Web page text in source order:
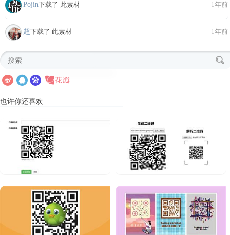
Pojin下载了 此素材 1年前
超下载了 此素材 1年前
也许你还喜欢